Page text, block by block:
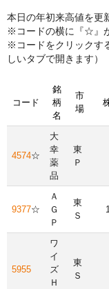
本日の年初来高値を更
※コードの横に『☆』
※コードをクリックす
しいタブで開きます）
コード
銘
柄
名
市
場
4574☆
大
幸
薬
品
東
Ｐ
9377☆
Ａ
Ｇ
Ｐ
東
Ｓ
5955
ワ
イ
ズ
Ｈ
東
Ｓ